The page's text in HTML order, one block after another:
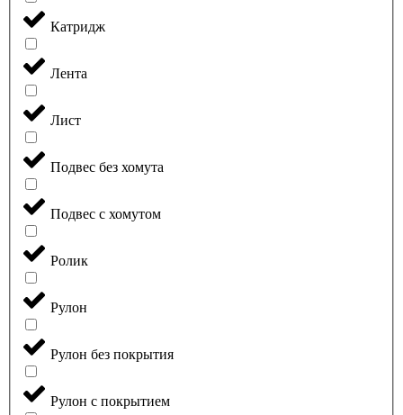
Катридж
Лента
Лист
Подвес без хомута
Подвес с хомутом
Ролик
Рулон
Рулон без покрытия
Рулон с покрытием